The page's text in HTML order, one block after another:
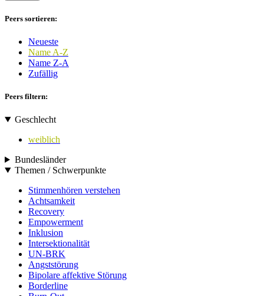
Peers sortieren:
Neueste
Name A-Z
Name Z-A
Zufällig
Peers filtern:
Geschlecht
weiblich
Bundesländer
Themen / Schwerpunkte
Stimmenhören verstehen
Achtsamkeit
Recovery
Empowerment
Inklusion
Intersektionalität
UN-BRK
Angststörung
Bipolare affektive Störung
Borderline